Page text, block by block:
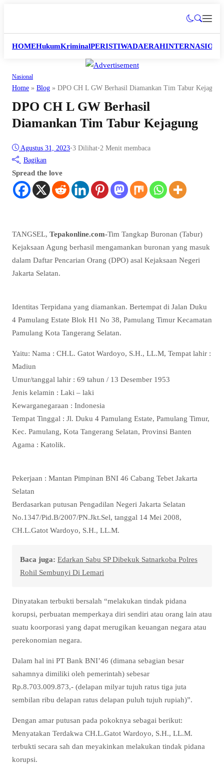
HOMEHukumKriminalPERISTIWADAERAH
Nasional
Home » Blog » DPO CH L GW Berhasil Diamankan Tim Tabur Kejagung
DPO CH L GW Berhasil
Diamankan Tim Tabur Kejagung
Agustus 31, 2023•3 Dilihat•2 Menit membaca
Bagikan
Spread the love
TANGSEL, Tepakonline.com-Tim Tangkap Buronan (Tabur)
Kejaksaan Agung berhasil mengamankan buronan yang masuk
dalam Daftar Pencarian Orang (DPO) asal Kejaksaan Negeri
Jakarta Selatan.
Identitas Terpidana yang diamankan. Bertempat di Jalan Duku
4 Pamulang Estate Blok H1 No 38, Pamulang Timur Kecamatan
Pamulang Kota Tangerang Selatan.
Yaitu: Nama : CH.L. Gatot Wardoyo, S.H., LL.M, Tempat lahir :
Madiun
Umur/tanggal lahir : 69 tahun / 13 Desember 1953
Jenis kelamin : Laki – laki
Kewarganegaraan : Indonesia
Tempat Tinggal : Jl. Duku 4 Pamulang Estate, Pamulang Timur,
Kec. Pamulang, Kota Tangerang Selatan, Provinsi Banten
Agama : Katolik.
Pekerjaan : Mantan Pimpinan BNI 46 Cabang Tebet Jakarta
Selatan
Berdasarkan putusan Pengadilan Negeri Jakarta Selatan
No.1347/Pid.B/2007/PN.Jkt.Sel, tanggal 14 Mei 2008,
CH.L.Gatot Wardoyo, S.H., LL.M.
Baca juga: Edarkan Sabu SP Dibekuk Satnarkoba Polres
Rohil Sembunyi Di Lemari
Dinyatakan terbukti bersalah “melakukan tindak pidana
korupsi, perbuatan memperkaya diri sendiri atau orang lain atau
suatu koorporasi yang dapat merugikan keuangan negara atau
perekonomian negara.
Dalam hal ini PT Bank BNI’46 (dimana sebagian besar
sahamnya dimiliki oleh pemerintah) sebesar
Rp.8.703.009.873,- (delapan milyar tujuh ratus tiga juta
sembilan ribu delapan ratus delapan puluh tujuh rupiah)”.
Dengan amar putusan pada pokoknya sebagai berikut:
Menyatakan Terdakwa CH.L.Gatot Wardoyo, S.H., LL.M.
terbukti secara sah dan meyakinkan melakukan tindak pidana
korupsi.